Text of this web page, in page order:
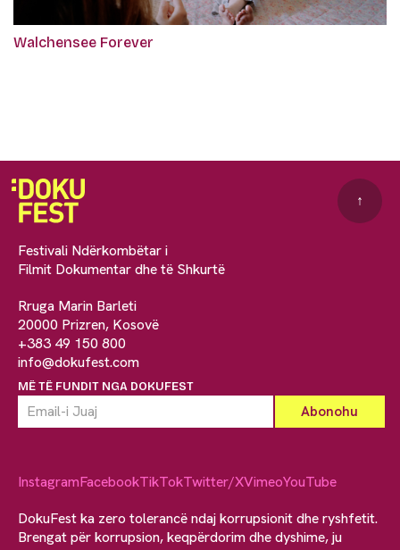
Walchensee Forever
Festivali Ndërkombëtar i
Filmit Dokumentar dhe të Shkurtë
Rruga Marin Barleti
20000 Prizren, Kosovë
+383 49 150 800
info@dokufest.com
MË TË FUNDIT NGA DOKUFEST
↑
InstagramFacebookTikTokTwitter/XVimeoYouTube
DokuFest ka zero tolerancë ndaj korrupsionit dhe ryshfetit.
Brengat për korrupsion, keqpërdorim dhe dyshime, ju